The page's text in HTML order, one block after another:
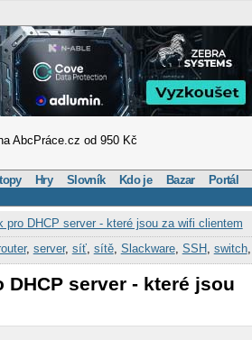
AbcPráce.cz od 950 Kč
Hry Slovník Kdo je Bazar Portál
pro DHCP server - které jsou za wifi clientem
, server, síť, sítě, Slackware, SSH, switch,
server - které jsou